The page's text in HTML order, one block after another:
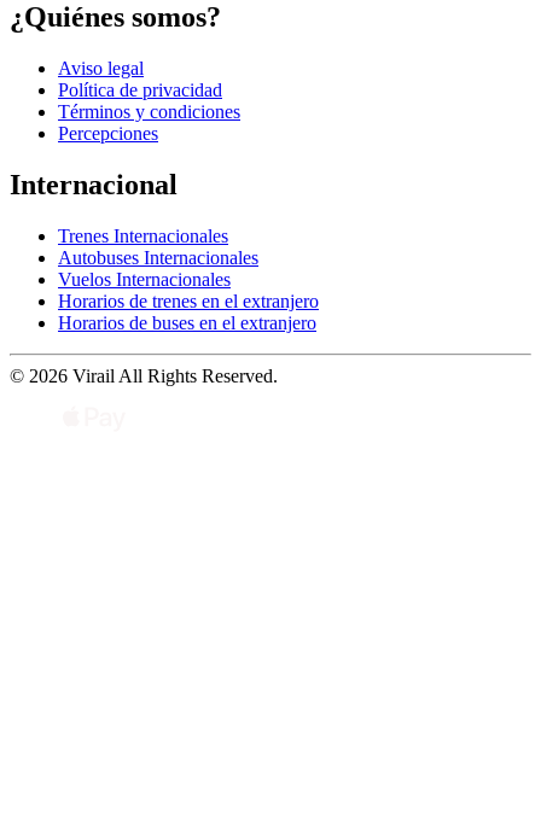
¿Quiénes somos?
Aviso legal
Política de privacidad
Términos y condiciones
Percepciones
Internacional
Trenes Internacionales
Autobuses Internacionales
Vuelos Internacionales
Horarios de trenes en el extranjero
Horarios de buses en el extranjero
© 2026 Virail All Rights Reserved.